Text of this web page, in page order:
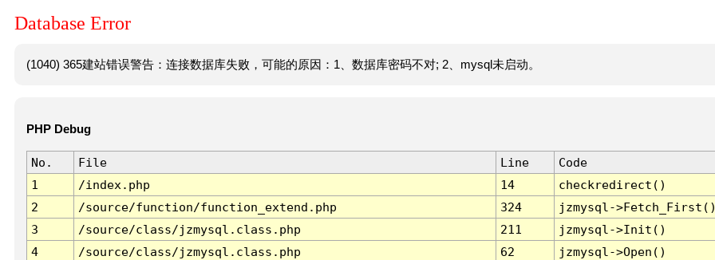
Database Error
(1040) 365建站错误警告：连接数据库失败，可能的原因：1、数据库密码不对; 2、mysql未启动。
PHP Debug
No. File Line
Code
1
/index.php 14
checkredirect()
2
/source/function/function_extend.php 324
jzmysql-
3
/source/class/jzmysql.class.php 211
jzmysql->Init()
4
/source/class/jzmysql.class.php 62
jzmysql->Open()